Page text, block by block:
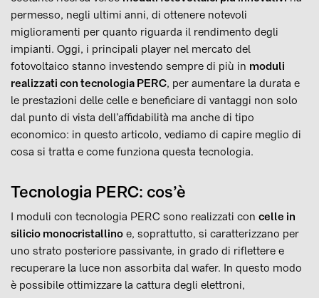
permesso, negli ultimi anni, di ottenere notevoli
miglioramenti per quanto riguarda il rendimento degli
impianti. Oggi, i principali player nel mercato del
fotovoltaico stanno investendo sempre di più in moduli
realizzati con tecnologia PERC, per aumentare la durata e
le prestazioni delle celle e beneficiare di vantaggi non solo
dal punto di vista dell’affidabilità ma anche di tipo
economico: in questo articolo, vediamo di capire meglio di
cosa si tratta e come funziona questa tecnologia.
Tecnologia PERC: cos’è
I moduli con tecnologia PERC sono realizzati con celle in
silicio monocristallino e, soprattutto, si caratterizzano per
uno strato posteriore passivante, in grado di riflettere e
recuperare la luce non assorbita dal wafer. In questo modo
è possibile ottimizzare la cattura degli elettroni,